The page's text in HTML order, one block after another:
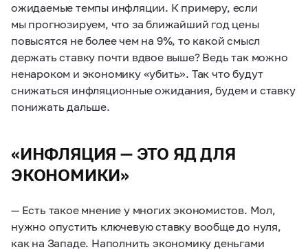
ожидаемые темпы инфляции. К примеру, если
мы прогнозируем, что за ближайший год цены
повысятся не более чем на 9%, то какой смысл
держать ставку почти вдвое выше? Ведь так можно
ненароком и экономику «убить». Так что будут
снижаться инфляционные ожидания, будем и ставку
понижать дальше.
«ИНФЛЯЦИЯ — ЭТО ЯД ДЛЯ
ЭКОНОМИКИ»
— Есть такое мнение у многих экономистов. Мол,
нужно опустить ключевую ставку вообще до нуля,
как на Западе. Наполнить экономику деньгами